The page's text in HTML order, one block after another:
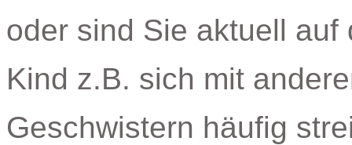
oder sind Sie aktuell
Kind z.B. sich mit
Geschwistern häufig